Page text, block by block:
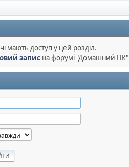
мають доступ у цей розділ.
записна форумі "Домашний ПК"